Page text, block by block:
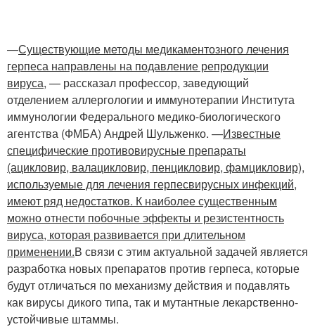
—Существующие методы медикаментозного лечения
герпеса направлены на подавление репродукции
вируса, — рассказал профессор, заведующий
отделением аллергологии и иммунотерапии Института
иммунологии Федерального медико-биологического
агентства (ФМБА) Андрей Шульженко. —Известные
специфические противовирусные препараты
(ацикловир, валацикловир, пенцикловир, фамцикловир),
используемые для лечения герпесвирусных инфекций,
имеют ряд недостатков. К наиболее существенным
можно отнести побочные эффекты и резистентность
вируса, которая развивается при длительном
применении.В связи с этим актуальной задачей является
разработка новых препаратов против герпеса, которые
будут отличаться по механизму действия и подавлять
как вирусы дикого типа, так и мутантные лекарственно-
устойчивые штаммы.